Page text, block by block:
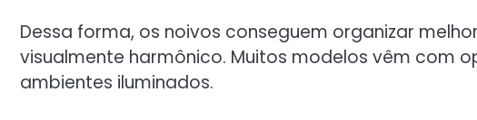
Dessa forma, os noivos conseguem organizar
visualmente harmônico. Muitos modelos vêm com
ambientes iluminados.